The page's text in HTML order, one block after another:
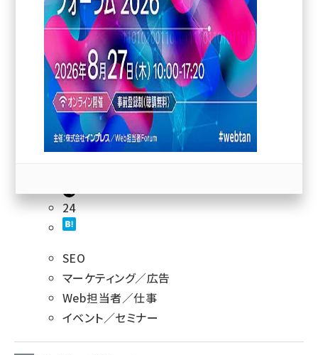
note (2312)
セミナー (2307)
z世代 (1622)
meo (1275)
llmo (1163)
激変する「生成AI×マーケティング」の現在地を、わずか1日で丸ごと情
報収集！ SUBARUや八代目儀兵衛の最新事例から、おざけん氏も登場。
Web担おなじみの住太陽氏、木田和廣氏、木村賢氏ら専門家も集結。
Web担編集部
7月9日 13:20
24
SEO
マーケティング／広告
Web担当者／仕事
イベント／セミナー